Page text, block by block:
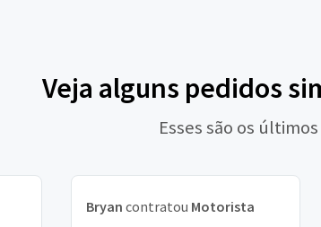
Veja alguns pedidos
Esses são os
Bryan contratou Motorista